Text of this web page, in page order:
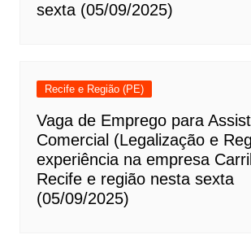
sexta (05/09/2025)
Recife e Região (PE)
Vaga de Emprego para
Comercial (Legalização e
experiência na empresa
Recife e região nesta sexta
(05/09/2025)